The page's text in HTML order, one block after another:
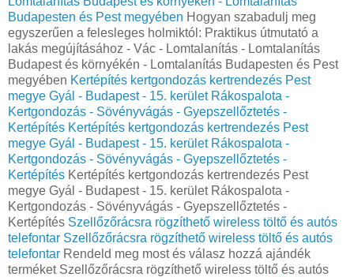
Budapesten és Pest megyében Hogyan szabadulj meg
egyszerűen a felesleges holmiktól: Praktikus útmutató a
lakás megújításához - Vác - Lomtalanítás - Lomtalanítás
Budapest és környékén - Lomtalanítás Budapesten és Pest
megyében Kertépítés kertgondozás kertrendezés Pest
megye Gyál - Budapest - 15. kerület Rákospalota -
Kertgondozás - Sövényvágás - Gyepszellőztetés -
Kertépítés Kertépítés kertgondozás kertrendezés Pest
megye Gyál - Budapest - 15. kerület Rákospalota -
Kertgondozás - Sövényvágás - Gyepszellőztetés -
Kertépítés Kertépítés kertgondozás kertrendezés Pest
megye Gyál - Budapest - 15. kerület Rákospalota -
Kertgondozás - Sövényvágás - Gyepszellőztetés -
Kertépítés Szellőzőrácsra rögzíthető wireless töltő és autós
telefontar Szellőzőrácsra rögzíthető wireless töltő és autós
telefontar Rendeld meg most és válasz hozzá ajándék
terméket Szellőzőrácsra rögzíthető wireless töltő és autós